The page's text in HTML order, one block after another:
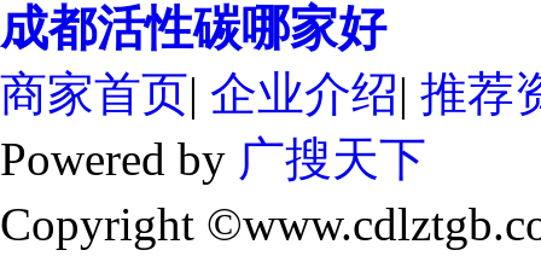
成都活性碳哪家好
商家首页| 企业介绍| 推荐
Powered by 广搜天下
Copyright